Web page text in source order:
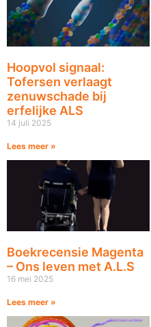
Hoopvol signaal:
Tofersen verlaagt
zenuwschade bij
erfelijke ALS
14 juli 2025
Lees meer »
Boekrecensie Magenta
– Ons leven met A.L.S
16 mei 2025
Lees meer »